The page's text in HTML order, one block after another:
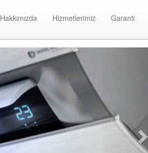
Hakkımızda Hizmetlerimiz Garanti